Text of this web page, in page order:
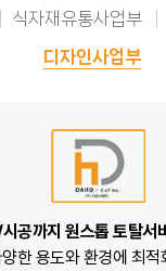
식자재유통사업부
디자인사업부
공까지 원스톱 토탈서
양한 용도와 환경에 최